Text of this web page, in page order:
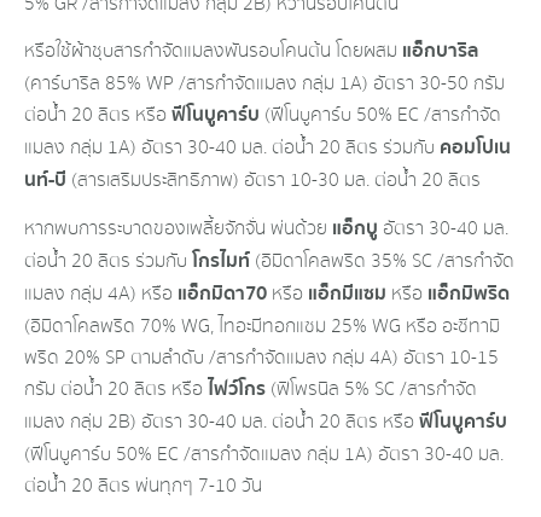
หรือใช้ผ้าชุบสารกำจัดแมลงพันรอบโคนต้น โดยผสม แอ็กบาริล
(คาร์บาริล 85% WP /สา​รกำจัดแมลง​ กลุ่ม 1A) อัตรา 30-50 กรัม
ต่อน้ำ 20 ลิตร หรือ ฟีโนบูคาร์บ (ฟีโนบูคาร์บ 50% EC /สา​รกำจัด
แมลง​ กลุ่ม​ 1A) อัตรา 30-40 มล. ต่อน้ำ​ 20​ ลิตร​ ร่วมกับ คอมโปเน
นท์-บี (สารเสริมประสิทธิภาพ)​ อัตรา 10-30 มล. ต่อน้ำ​ 20​ ลิตร​
หากพบการระบาดของเพลี้ยจักจั่น พ่นด้วย แอ็กบู อัตรา 30-40​ มล.
ต่อน้ำ 20 ลิตร ร่วมกับ โกรไมท์ (อิมิดาโคลพริด 35% SC /สา​รกำจัด
แมลง​ กลุ่ม 4A) หรือ แอ็กมิดา70 ​ หรือ แอ็กมีแซม หรือ แอ็กมิพริด
(อิมิดาโคลพริด 70% WG, ไทอะมีทอกแซม 25% WG หรือ อะซีทามิ
พริด 20% SP ตามลำดับ /สา​รกำจัดแมลง​ กลุ่ม​ 4A) อัตรา​ 10-15​
กรัม​ ต่อน้ำ​ 20​ ลิตร หรือ ไฟว์โกร ​ (ฟิโพรนิล 5% SC /สาร​กำจัด​
แมลง​ กลุ่ม​ 2B) อัตรา 30-40​ มล. ต่อน้ำ​ 20​ ลิตร​ หรือ​ ฟีโนบูคาร์บ
(ฟีโนบูคาร์บ 50% EC /สา​รกำจัดแมลง​ กลุ่ม​ 1A) อัตรา 30-40 มล.
ต่อน้ำ​ 20​ ลิตร​ พ่นทุก​ๆ​ 7-10​ วัน